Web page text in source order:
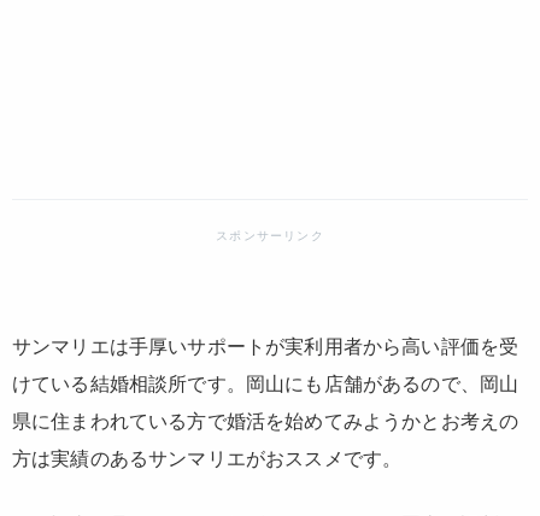
サンマリエは手厚いサポートが実利用者から高い評価を受
けている結婚相談所です。岡山にも店舗があるので、岡山
県に住まわれている方で婚活を始めてみようかとお考えの
方は実績のあるサンマリエがおススメです。